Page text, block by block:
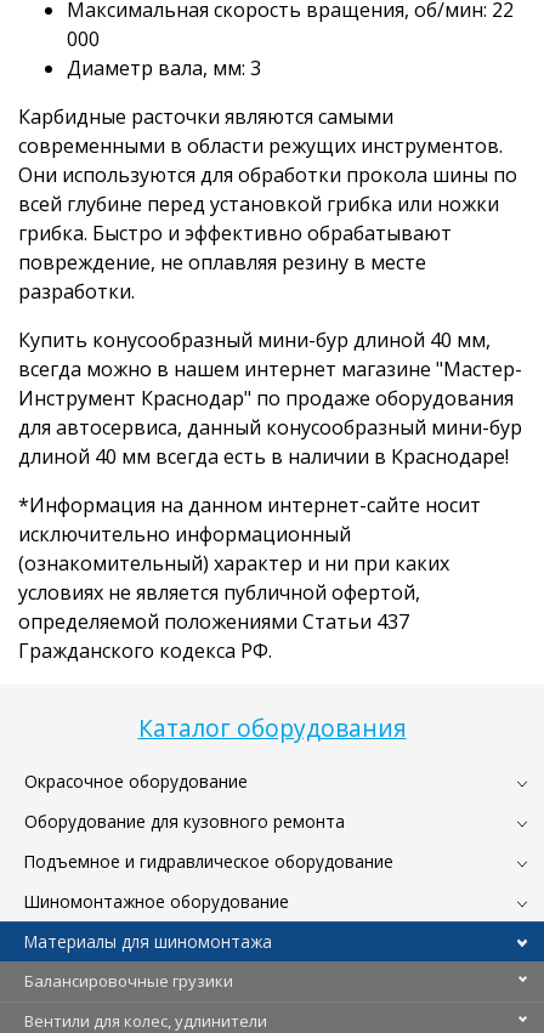
Каталог оборудования
Окрасочное оборудование
Оборудование для кузовного ремонта
Подъемное и гидравлическое оборудование
Шиномонтажное оборудование
Материалы для шиномонтажа
Балансировочные грузики
Вентили для колес, удлинители
Максимальная скорость вращения, об/мин: 22
000
Диаметр вала, мм: 3
Карбидные расточки являются самыми
современными в области режущих инструментов.
Они используются для обработки прокола шины по
всей глубине перед установкой грибка или ножки
грибка. Быстро и эффективно обрабатывают
повреждение, не оплавляя резину в месте
разработки.
Купить конусообразный мини-бур длиной 40 мм,
всегда можно в нашем интернет магазине "Мастер-
Инструмент Краснодар" по продаже оборудования
для автосервиса, данный конусообразный мини-бур
длиной 40 мм всегда есть в наличии в Краснодаре!
*Информация на данном интернет-сайте носит
исключительно информационный
(ознакомительный) характер и ни при каких
условиях не является публичной офертой,
определяемой положениями Статьи 437
Гражданского кодекса РФ.